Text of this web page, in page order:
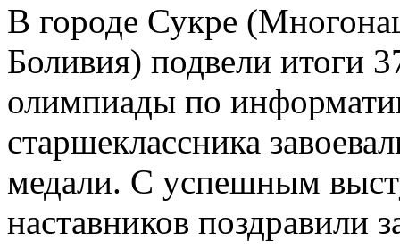
В городе Сукре
Боливия) подвели итоги
олимпиады по
старшеклассника
медали. С успешным
наставников поздравили